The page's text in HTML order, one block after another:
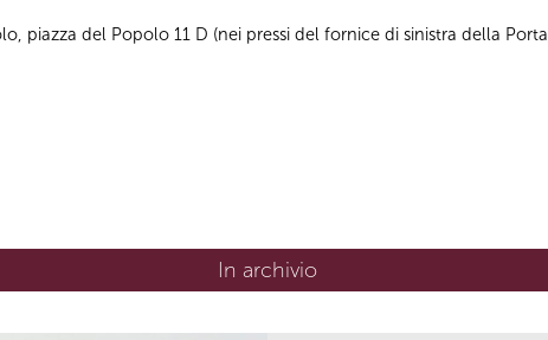
piazza del Popolo 11 D (nei pressi del fornice di sinistra della
In archivio